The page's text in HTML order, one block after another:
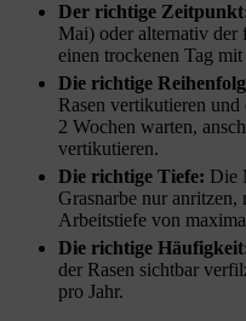
Der richtige
Mai) oder alternativ der
einen trockenen Tag
Die richtige
Rasen vertikutieren
2 Wochen warten,
vertikutieren.
Die richtige Tiefe: Die
Grasnarbe nur
Arbeitstiefe von
Die richtige
der Rasen sichtbar
pro Jahr.